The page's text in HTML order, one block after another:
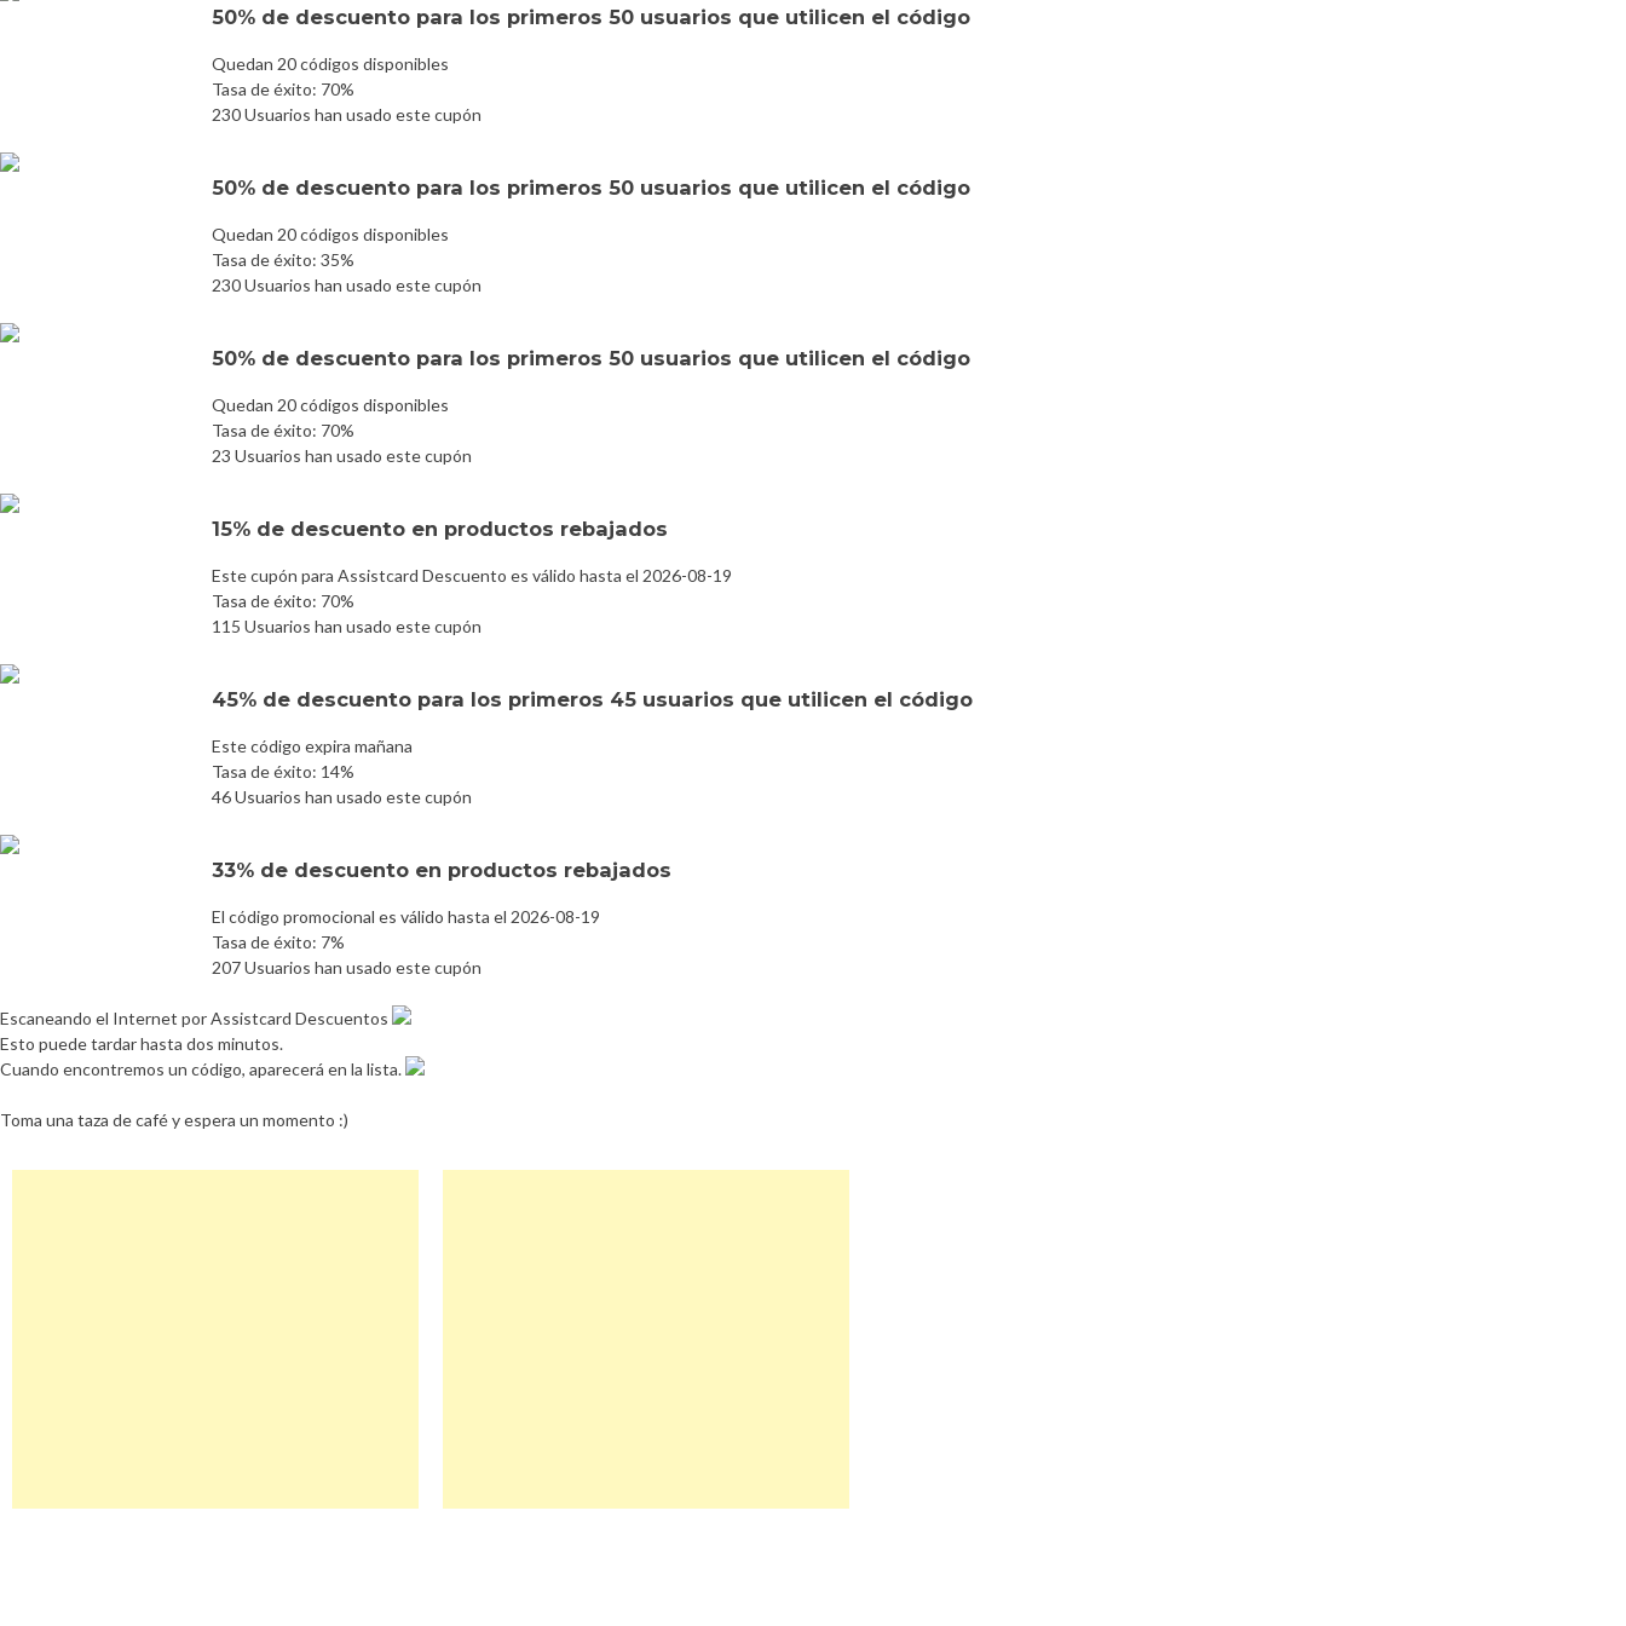
50% de descuento para los primeros 50 usuarios que utilicen el código
Quedan 20 códigos disponibles
Tasa de éxito: 70%
230 Usuarios han usado este cupón
50% de descuento para los primeros 50 usuarios que utilicen el código
Quedan 20 códigos disponibles
Tasa de éxito: 35%
230 Usuarios han usado este cupón
50% de descuento para los primeros 50 usuarios que utilicen el código
Quedan 20 códigos disponibles
Tasa de éxito: 70%
23 Usuarios han usado este cupón
15% de descuento en productos rebajados
Este cupón para Assistcard Descuento es válido hasta el 2026-08-19
Tasa de éxito: 70%
115 Usuarios han usado este cupón
45% de descuento para los primeros 45 usuarios que utilicen el código
Este código expira mañana
Tasa de éxito: 14%
46 Usuarios han usado este cupón
33% de descuento en productos rebajados
El código promocional es válido hasta el 2026-08-19
Tasa de éxito: 7%
207 Usuarios han usado este cupón
Escaneando el Internet por Assistcard Descuentos
Esto puede tardar hasta dos minutos.
Cuando encontremos un código, aparecerá en la lista.
Toma una taza de café y espera un momento :)